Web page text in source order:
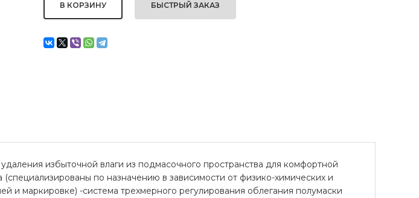
БЫСТРЫЙ ЗАКАЗ
избыточной влаги из подмасочного пространства для комфортной
по назначению в зависимости от физико-химических и
и маркировке) -система трехмерного регулирования облегания полумаски